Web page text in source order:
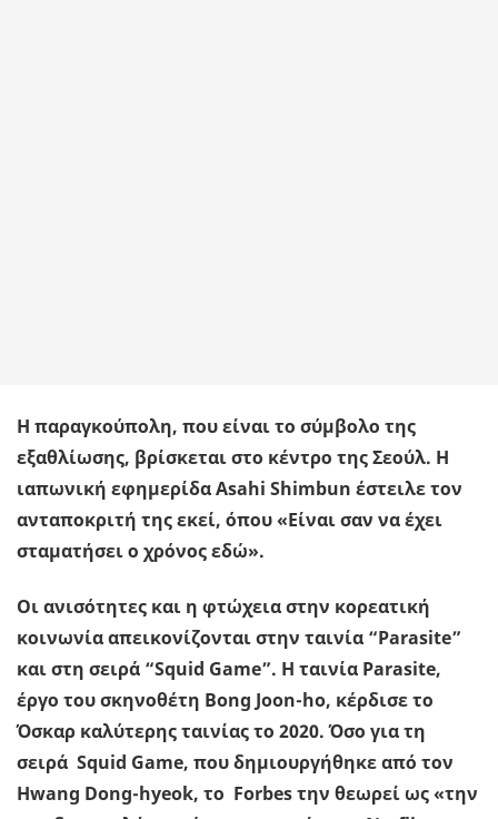
Η παραγκούπολη, που είναι το σύμβολο της
εξαθλίωσης, βρίσκεται στο κέντρο της Σεούλ. Η
ιαπωνική εφημερίδα Asahi Shimbun έστειλε τον
ανταποκριτή της εκεί, όπου «Είναι σαν να έχει
σταματήσει ο χρόνος εδώ».
Οι ανισότητες και η φτώχεια στην κορεατική
κοινωνία απεικονίζονται στην ταινία “Parasite”
και στη σειρά “Squid Game”. Η ταινία Parasite,
έργο του σκηνοθέτη Bong Joon-ho, κέρδισε το
Όσκαρ καλύτερης ταινίας το 2020. Όσο για τη
σειρά Squid Game, που δημιουργήθηκε από τον
Hwang Dong-hyeok, το Forbes την θεωρεί ως «την